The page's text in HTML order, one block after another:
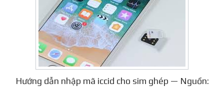
Hướng dẫn nhập mã iccid cho sim ghép — Nguồn: